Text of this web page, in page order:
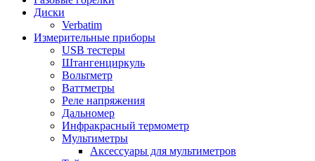
Диски
Verbatim
Измерительные приборы
USB тестеры
Штангенциркуль
Вольтметр
Ваттметры
Реле напряжения
Дальномер
Инфракрасный термометр
Мультиметры
Аксессуары для мультиметров